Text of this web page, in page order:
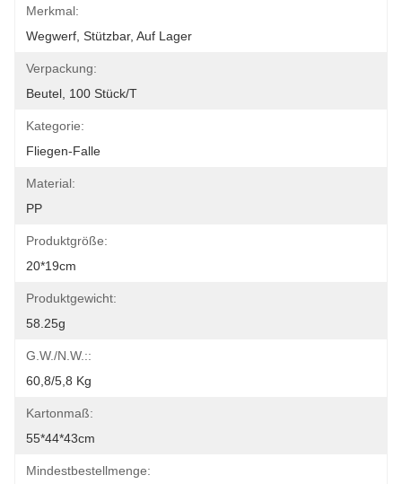
Merkmal:
Wegwerf, Stützbar, Auf Lager
Verpackung:
Beutel, 100 Stück/t
Kategorie:
Fliegen-Falle
Material:
PP
Produktgröße:
20*19cm
Produktgewicht:
58.25g
G.W./N.W.::
60,8/5,8 Kg
Kartonmaß:
55*44*43cm
Mindestbestellmenge: